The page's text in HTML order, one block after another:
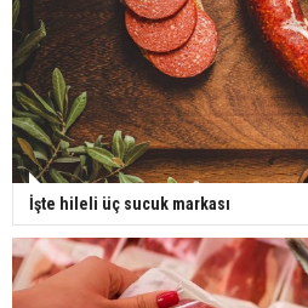
İşte hileli üç sucuk markası